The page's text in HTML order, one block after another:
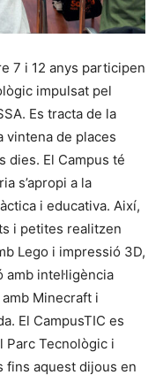
7 i 12 anys participen
impulsat pel
Es tracta de la
vintena de places
dies. El Campus té
s’apropi a la
i educativa. Així,
i petites realitzen
Lego i impressió 3D,
intel·ligència
Minecraft i
El CampusTIC es
Parc Tecnològic i
fins aquest dijous en